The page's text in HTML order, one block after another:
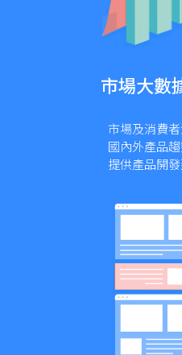
市場大數
市場及消費
國內外產品
提供產品開